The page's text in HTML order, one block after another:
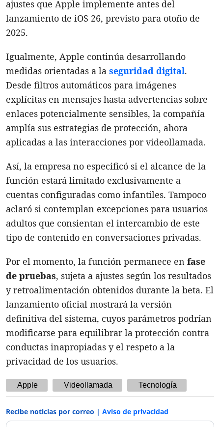
ajustes que Apple implemente antes del
lanzamiento de iOS 26, previsto para otoño de
2025.
Igualmente, Apple continúa desarrollando
medidas orientadas a la seguridad digital.
Desde filtros automáticos para imágenes
explícitas en mensajes hasta advertencias sobre
enlaces potencialmente sensibles, la compañía
amplía sus estrategias de protección, ahora
aplicadas a las interacciones por videollamada.
Así, la empresa no especificó si el alcance de la
función estará limitado exclusivamente a
cuentas configuradas como infantiles. Tampoco
aclaró si contemplan excepciones para usuarios
adultos que consientan el intercambio de este
tipo de contenido en conversaciones privadas.
Por el momento, la función permanece en fase
de pruebas, sujeta a ajustes según los resultados
y retroalimentación obtenidos durante la beta. El
lanzamiento oficial mostrará la versión
definitiva del sistema, cuyos parámetros podrían
modificarse para equilibrar la protección contra
conductas inapropiadas y el respeto a la
privacidad de los usuarios.
Apple Videollamada Tecnología
Recibe noticias por correo | Aviso de privacidad